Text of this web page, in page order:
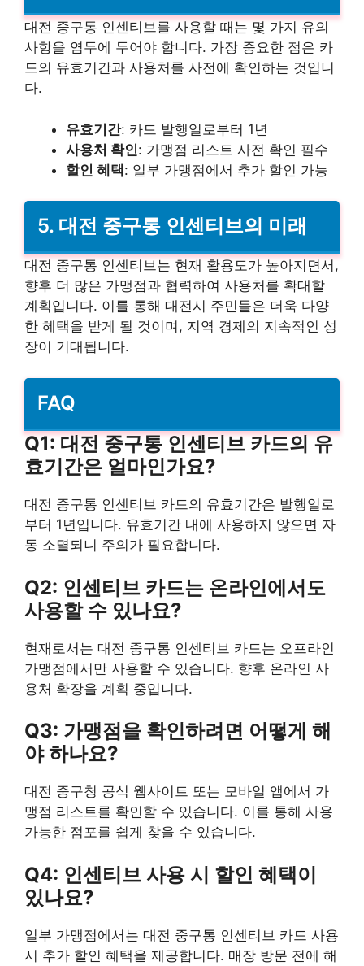
대전 중구통 인센티브를 사용할 때는 몇 가지 유의
사항을 염두에 두어야 합니다. 가장 중요한 점은 카
드의 유효기간과 사용처를 사전에 확인하는 것입니
다.
유효기간: 카드 발행일로부터 1년
사용처 확인: 가맹점 리스트 사전 확인 필수
할인 혜택: 일부 가맹점에서 추가 할인 가능
5. 대전 중구통 인센티브의 미래
대전 중구통 인센티브는 현재 활용도가 높아지면서,
향후 더 많은 가맹점과 협력하여 사용처를 확대할
계획입니다. 이를 통해 대전시 주민들은 더욱 다양
한 혜택을 받게 될 것이며, 지역 경제의 지속적인 성
장이 기대됩니다.
FAQ
Q1: 대전 중구통 인센티브 카드의 유
효기간은 얼마인가요?
대전 중구통 인센티브 카드의 유효기간은 발행일로
부터 1년입니다. 유효기간 내에 사용하지 않으면 자
동 소멸되니 주의가 필요합니다.
Q2: 인센티브 카드는 온라인에서도
사용할 수 있나요?
현재로서는 대전 중구통 인센티브 카드는 오프라인
가맹점에서만 사용할 수 있습니다. 향후 온라인 사
용처 확장을 계획 중입니다.
Q3: 가맹점을 확인하려면 어떻게 해
야 하나요?
대전 중구청 공식 웹사이트 또는 모바일 앱에서 가
맹점 리스트를 확인할 수 있습니다. 이를 통해 사용
가능한 점포를 쉽게 찾을 수 있습니다.
Q4: 인센티브 사용 시 할인 혜택이
있나요?
일부 가맹점에서는 대전 중구통 인센티브 카드 사용
시 추가 할인 혜택을 제공합니다. 매장 방문 전에 해